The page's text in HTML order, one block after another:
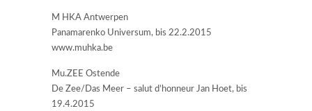
M HKA Antwerpen
Panamarenko Universum, bis 22.2.2015
www.muhka.be
Mu.ZEE Ostende
De Zee/Das Meer – salut d’honneur Jan Hoet, bis
19.4.2015